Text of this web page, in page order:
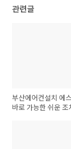
관련글
부산에어컨설치 에
바로 가능한 쉬운 조